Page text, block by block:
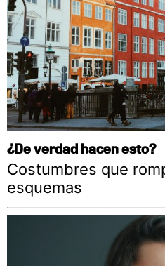
¿De verdad hacen esto?
Costumbres que
esquemas